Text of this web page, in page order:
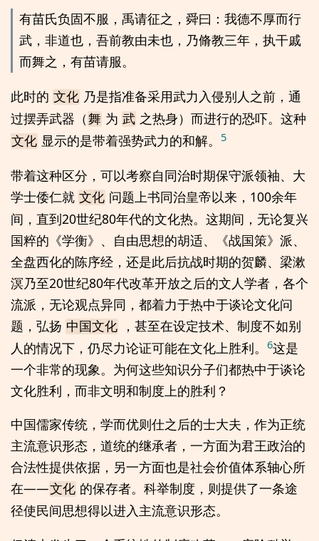
有苗氏负固不服，禹请征之，舜曰：我德不厚而行
武，非道也，吾前教由未也，乃脩教三年，执干戚
而舞之，有苗请服。
此时的 文化 乃是指准备采用武力入侵别人之前，通
过摆弄武器（ 舞 为 武 之热身）而进行的恐吓。这种
文化 显示的是带着强势武力的和解。 5
带着这种区分，可以考察自同治时期保守派领袖、大
学士倭仁就 文化 问题上书同治皇帝以来，100余年
间，直到20世纪80年代的文化热。这期间，无论复兴
国粹的《学衡》、自由思想的胡适、《战国策》派、
全盘西化的陈序经，还是此后抗战时期的贺麟、梁漱
溟乃至20世纪80年代改革开放之后的文人学者，各个
流派，无论观点异同，都着力于热中于谈论文化问
题，弘扬 中国文化
，甚至在设定技术、制度不如别
人的情况下，仍尽力论证可能在文化上胜利。 6这是
一个非常的现象。为何这些知识分子们都热中于谈论
文化胜利，而非文明和制度上的胜利？
中国儒家传统，学而优则仕之后的士大夫，作为正统
主流意识形态，道统的继承者，一方面为君王政治的
合法性提供依据，另一方面也是社会价值体系轴心所
在——文化 的保存者。科举制度，则提供了一条途
径使民间思想得以进入主流意识形态。